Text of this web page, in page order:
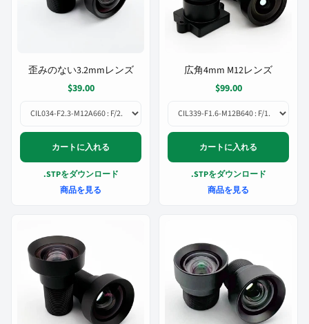
歪みのない3.2mmレンズ
$39.00
カートに入れる
.STPをダウンロード
商品を見る
広角4mm M12レンズ
$99.00
カートに入れる
.STPをダウンロード
商品を見る